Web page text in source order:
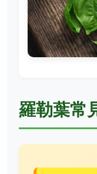
羅勒葉常